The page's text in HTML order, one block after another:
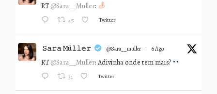
RT @Sara__Muller:
45 Twitter
𝚂𝚊𝚛𝚊 𝙼ü𝚕𝚕𝚎𝚛 @sara__muller · 6 Ago
RT @Sara__Muller: Adivinha onde tem mais?
31 Twitter